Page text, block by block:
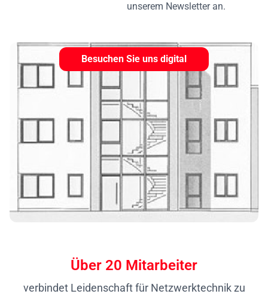
unserem Newsletter an.
Besuchen Sie uns digital
Über 20 Mitarbeiter
verbindet Leidenschaft für Netzwerktechnik zu